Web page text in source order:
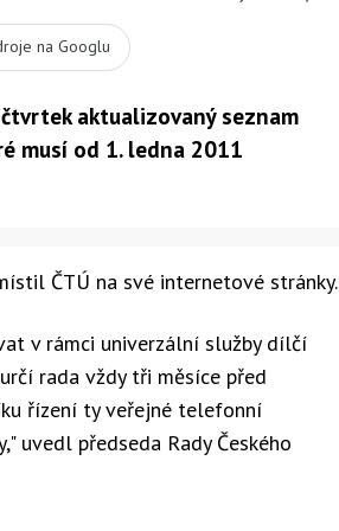
na Googlu
aktualizovaný seznam
musí od 1. ledna 2011
ČTÚ na své internetové stránky.
v rámci univerzální služby dílčí
rada vždy tři měsíce před
řízení ty veřejné telefonní
uvedl předseda Rady Českého